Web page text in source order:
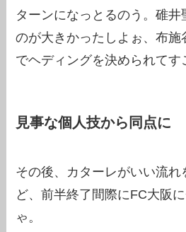
ターンになっとるのう。碓井
のが大きかったしよぉ、布施
でヘディングを決められてす
見事な個人技から同点に
その後、カターレがいい流れ
ど、前半終了間際にFC大阪
ゃ。